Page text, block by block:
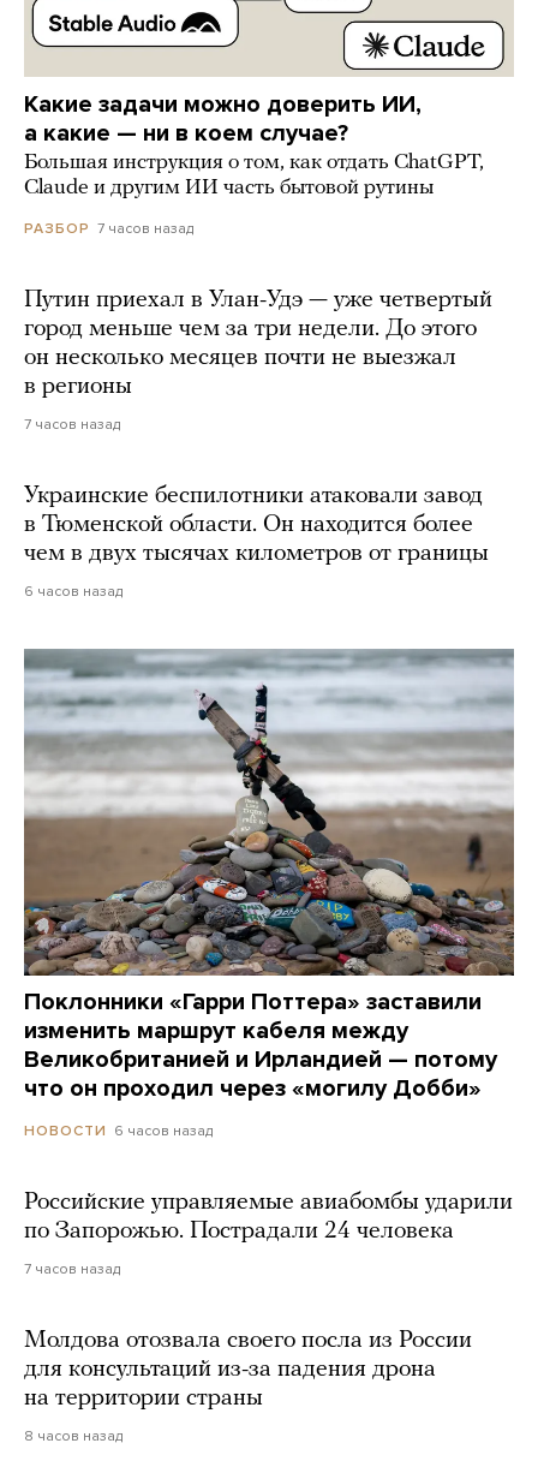
Какие задачи можно доверить ИИ,
а какие — ни в коем случае?
Большая инструкция о том, как отдать ChatGPT,
Claude и другим ИИ часть бытовой рутины
РАЗБОР 7 часов назад
Путин приехал в Улан-Удэ — уже четвертый
город меньше чем за три недели. До этого
он несколько месяцев почти не выезжал
в регионы
7 часов назад
Украинские беспилотники атаковали завод
в Тюменской области. Он находится более
чем в двух тысячах километров от границы
6 часов назад
Поклонники «Гарри Поттера» заставили
изменить маршрут кабеля между
Великобританией и Ирландией — потому
что он проходил через «могилу Добби»
НОВОСТИ 6 часов назад
Российские управляемые авиабомбы ударили
по Запорожью. Пострадали 24 человека
7 часов назад
Молдова отозвала своего посла из России
для консультаций из-за падения дрона
на территории страны
8 часов назад